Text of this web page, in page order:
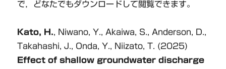
し
た
で，どなたでもダウンロードして閲覧できます。
Kato, H., Niwano, Y., Akaiwa, S., Anderson, D.,
Takahashi, J., Onda, Y., Niizato, T. (2025)
Effect of shallow groundwater discharge